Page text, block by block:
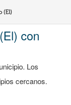
(El)
con
Los
cercanos.